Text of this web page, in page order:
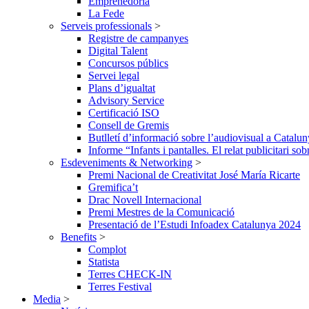
La Fede
Serveis professionals >
Registre de campanyes
Digital Talent
Concursos públics
Servei legal
Plans d’igualtat
Advisory Service
Certificació ISO
Consell de Gremis
Butlletí d’informació sobre l’audiovisual a
Informe “Infants i pantalles. El relat publicitari
Esdeveniments & Networking >
Premi Nacional de Creativitat José María Ricarte
Gremifica’t
Drac Novell Internacional
Premi Mestres de la Comunicació
Presentació de l’Estudi Infoadex Catalunya 2024
Benefits >
Complot
Statista
Terres CHECK-IN
Terres Festival
Media >